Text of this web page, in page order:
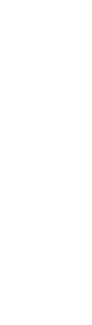
récentes,
la
des
une